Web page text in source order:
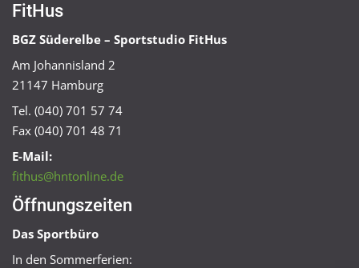
FitHus
BGZ Süderelbe – Sportstudio FitHus
Am Johannisland 2
21147 Hamburg
Tel. (040) 701 57 74
Fax (040) 701 48 71
E-Mail:
fithus@hntonline.de
Öffnungszeiten
Das Sportbüro
In den Sommerferien: